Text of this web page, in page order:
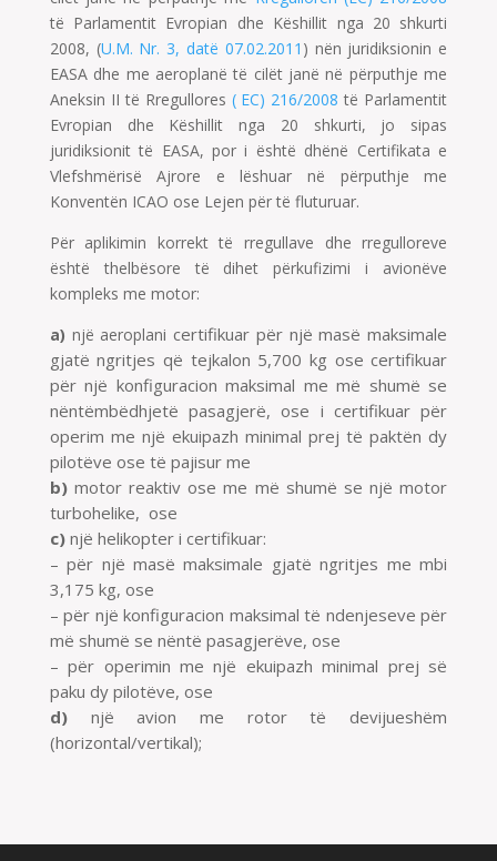
të Parlamentit Evropian dhe Këshillit nga 20 shkurti
2008, (U.M. Nr. 3, datë 07.02.2011 ) nën juridiksionin e
EASA dhe me aeroplanë të cilët janë në përputhje me
Aneksin II të Rregullores ( EC) 216/2008 të Parlamentit
Evropian dhe Këshillit nga 20 shkurti, jo sipas
juridiksionit të EASA, por i është dhënë Certifikata e
Vlefshmërisë Ajrore e lëshuar në përputhje me
Konventën ICAO ose Lejen për të fluturuar.
Për aplikimin korrekt të rregullave dhe rregulloreve
është thelbësore të dihet përkufizimi i avionëve
kompleks me motor:
a) një aeroplani certifikuar për një masë maksimale
gjatë ngritjes që tejkalon 5,700 kg ose certifikuar
për një konfiguracion maksimal me më shumë se
nëntëmbëdhjetë pasagjerë, ose i certifikuar për
operim me një ekuipazh minimal prej të paktën dy
pilotëve ose të pajisur me
b)motor reaktiv ose me më shumë se një motor
turbohelike, ose
c)një helikopter i certifikuar:
– për një masë maksimale gjatë ngritjes me mbi
3,175 kg, ose
– për një konfiguracion maksimal të ndenjeseve për
më shumë se nëntë pasagjerëve, ose
– për operimin me një ekuipazh minimal prej së
paku dy pilotëve, ose
d)një avion me rotor të devijueshëm
(horizontal/vertikal);